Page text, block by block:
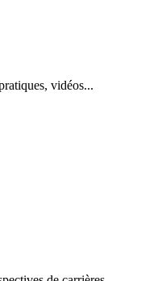
vidéos...